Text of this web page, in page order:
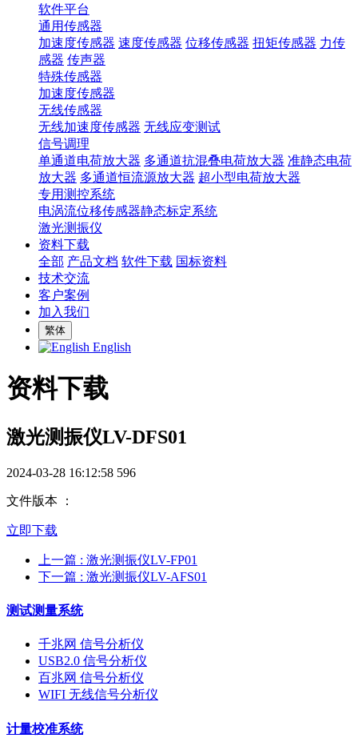
软件平台
通用传感器
加速度传感器 速度传感器 位移传感器 扭矩传感器 力传
感器 传声器
特殊传感器
加速度传感器
无线传感器
无线加速度传感器 无线应变测试
信号调理
单通道电荷放大器 多通道抗混叠电荷放大器 准静态电荷
放大器 多通道恒流源放大器 超小型电荷放大器
专用测控系统
电涡流位移传感器静态标定系统
激光测振仪
资料下载
全部 产品文档 软件下载 国标资料
技术交流
客户案例
加入我们
繁体
English
资料下载
激光测振仪LV-DFS01
2024-03-28 16:12:58 596
文件版本 ：
立即下载
上一篇 : 激光测振仪LV-FP01
下一篇 : 激光测振仪LV-AFS01
测试测量系统
千兆网 信号分析仪
USB2.0 信号分析仪
百兆网 信号分析仪
WIFI 无线信号分析仪
计量校准系统